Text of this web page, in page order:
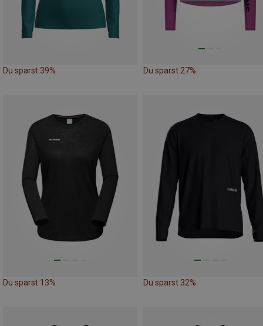
Du sparst 39% Du sparst 27%
Du sparst 13% Du sparst 32%